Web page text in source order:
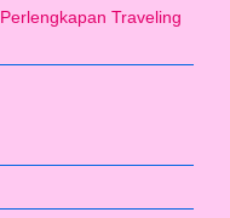
Traveling